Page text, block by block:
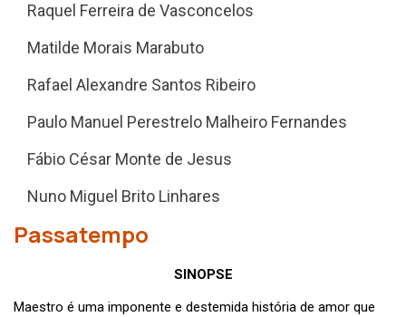
Raquel Ferreira de Vasconcelos
Matilde Morais Marabuto
Rafael Alexandre Santos Ribeiro
Paulo Manuel Perestrelo Malheiro Fernandes
Fábio César Monte de Jesus
Nuno Miguel Brito Linhares
Passatempo
SINOPSE
Maestro é uma imponente e destemida história de amor que